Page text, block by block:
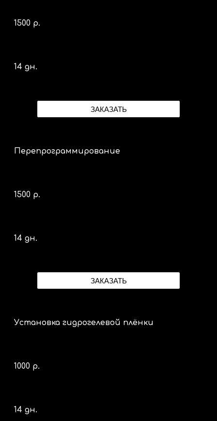
1500 р.
14 дн.
ЗАКАЗАТЬ
Перепрограммирование
1500 р.
14 дн.
ЗАКАЗАТЬ
Установка гидрогелевой плёнки
1000 р.
14 дн.